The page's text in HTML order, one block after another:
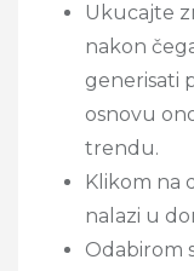
Ukucajte
nakon
generisati
osnovu
trendu.
Klikom na
nalazi u
Odabirom